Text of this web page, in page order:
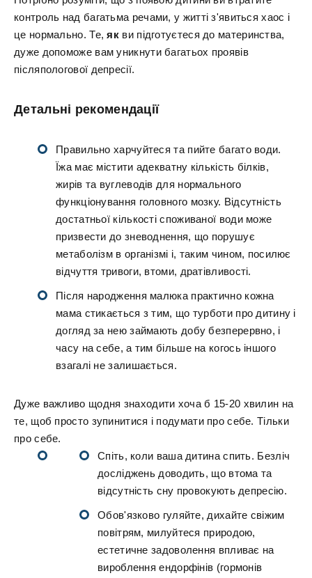
контроль над багатьма речами, у житті з'явиться хаос і
це нормально. Те,як ви підготуєтеся до материнства,
дуже допоможе вам уникнути багатьох проявів
післяпологової депресії.
Детальні рекомендації
Правильно харчуйтеся та пийте багато води.
Їжа має містити адекватну кількість білків,
жирів та вуглеводів для нормального
функціонування головного мозку. Відсутність
достатньої кількості споживаної води може
призвести до зневоднення, що порушує
метаболізм в організмі і, таким чином, посилює
відчуття тривоги, втоми, дратівливості.
Після народження малюка практично кожна
мама стикається з тим, що турботи про дитину і
догляд за нею займають добу безперервно, і
часу на себе, а тим більше на когось іншого
взагалі не залишається.
Дуже важливо щодня знаходити хоча б 15-20 хвилин на
те, щоб просто зупинитися і подумати про себе. Тільки
про себе.
Спіть, коли ваша дитина спить. Безліч
досліджень доводить, що втома та
відсутність сну провокують депресію.
Обов'язково гуляйте, дихайте свіжим
повітрям, милуйтеся природою,
естетичне задоволення впливає на
вироблення ендорфінів (гормонів